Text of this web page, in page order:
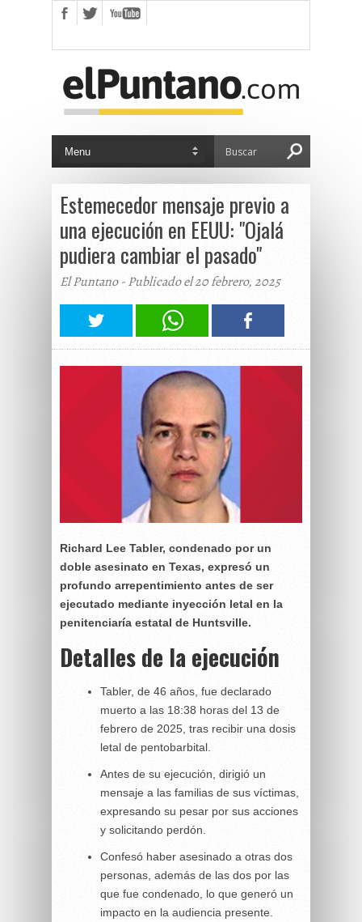
Estemecedor mensaje previo a
una ejecución en EEUU: "Ojalá
pudiera cambiar el pasado"
El Puntano - Publicado el 20 febrero, 2025
Richard Lee Tabler, condenado por un
doble asesinato en Texas, expresó un
profundo arrepentimiento antes de ser
ejecutado mediante inyección letal en la
penitenciaría estatal de Huntsville.
Detalles de la ejecución
Tabler, de 46 años, fue declarado
muerto a las 18:38 horas del 13 de
febrero de 2025, tras recibir una dosis
letal de pentobarbital.
Antes de su ejecución, dirigió un
mensaje a las familias de sus víctimas,
expresando su pesar por sus acciones
y solicitando perdón.
Confesó haber asesinado a otras dos
personas, además de las dos por las
que fue condenado, lo que generó un
impacto en la audiencia presente.